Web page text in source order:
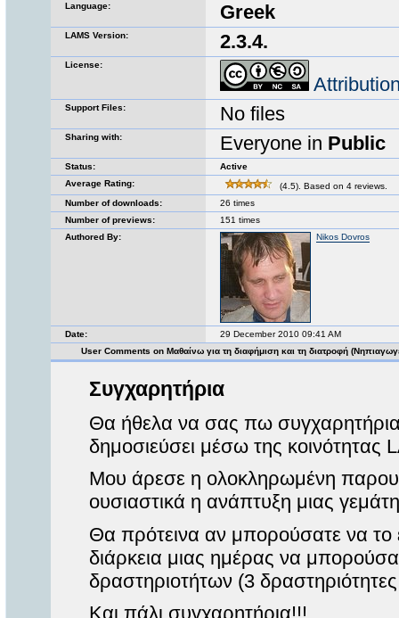
Language:
Greek
LAMS Version: 2.3.4.
License:
Support Files: No files
Sharing with: Everyone in Public
Status:
Active
Average Rating:
(4.5). Based on 4 reviews.
Number of downloads:
26 times
Number of previews:
151 times
Authored By:
Nikos Dovros
Date:
29 December 2010 09:41 AM
User Comments on Μαθαίνω για τη διαφήμιση και τη διατροφή
Συγχαρητήρια
Θα ήθελα να σας πω
δημοσιεύσει μέσω της κοινότητας
Μου άρεσε η ολοκληρωμένη
ουσιαστικά η ανάπτυξη μιας
Θα πρότεινα αν μπορούσατε να το
διάρκεια μιας ημέρας να
δραστηριοτήτων (3
Και πάλι συγχαρητήρια!!!